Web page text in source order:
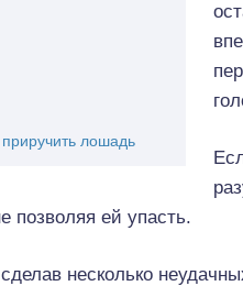
приручить лошадь
позволяя ей упасть.
несколько